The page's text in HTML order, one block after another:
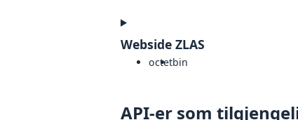
Webside ZLAS
octetbin
API-er som